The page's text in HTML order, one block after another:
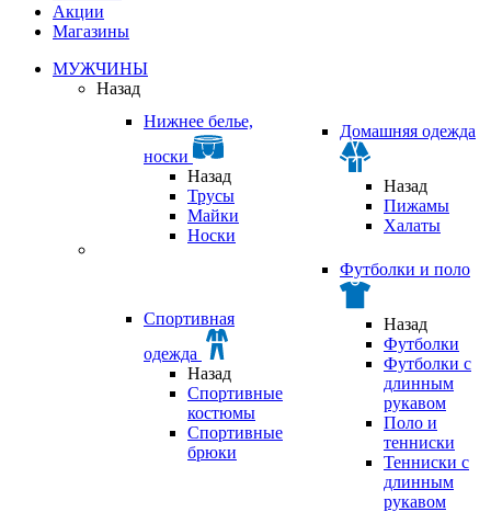
Акции
Магазины
МУЖЧИНЫ
Назад
Нижнее белье,
носки
Назад
Трусы
Майки
Носки
Домашняя одежда
Назад
Пижамы
Халаты
Спортивная
одежда
Назад
Спортивные
костюмы
Спортивные
брюки
Футболки и поло
Назад
Футболки
Футболки с
длинным
рукавом
Поло и
тенниски
Тенниски с
длинным
рукавом